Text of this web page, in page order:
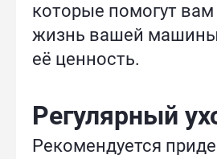
которые помогут
жизнь вашей машины
её ценность.
Регулярный
Рекомендуется